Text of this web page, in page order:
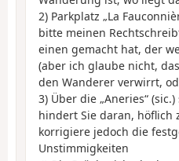
2) Parkplatz „La
bitte meinen
einen gemacht hat, der
(aber ich glaube nicht,
den Wanderer verwirrt,
3) Über die „Aneries“
hindert Sie daran, höflich
korrigiere jedoch die
Unstimmigkeiten